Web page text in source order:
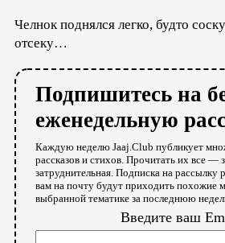
Челнок поднялся легко, будто
отсеку…
Подпишитесь на
еженедельную
Каждую неделю Jaaj.Club публикует
рассказов и стихов. Прочитать их все —
затруднительная. Подписка на рассылку
вам на почту будут приходить похожие
выбранной тематике за последнюю
Введите ваш